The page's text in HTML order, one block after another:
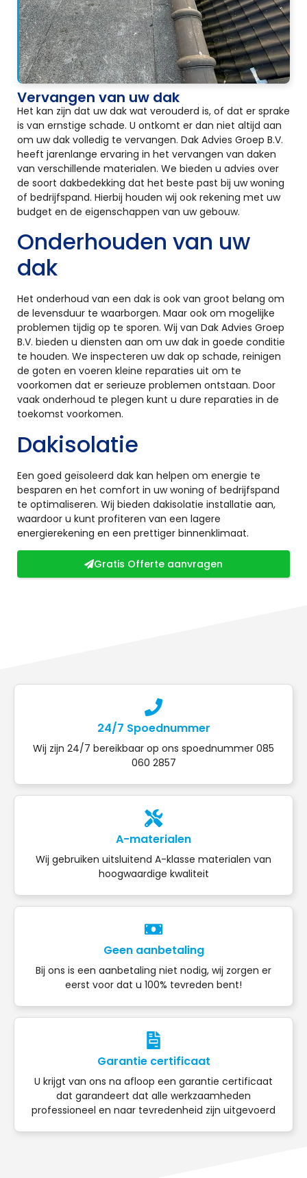
Vervangen van uw dak
Het kan zijn dat uw dak wat verouderd is, of dat er sprake
is van ernstige schade. U ontkomt er dan niet altijd aan
om uw dak volledig te vervangen. Dak Advies Groep B.V.
heeft jarenlange ervaring in het vervangen van daken
van verschillende materialen. We bieden u advies over
de soort dakbedekking dat het beste past bij uw woning
of bedrijfspand. Hierbij houden wij ook rekening met uw
budget en de eigenschappen van uw gebouw.
Onderhouden van uw
dak
Het onderhoud van een dak is ook van groot belang om
de levensduur te waarborgen. Maar ook om mogelijke
problemen tijdig op te sporen. Wij van Dak Advies Groep
B.V. bieden u diensten aan om uw dak in goede conditie
te houden. We inspecteren uw dak op schade, reinigen
de goten en voeren kleine reparaties uit om te
voorkomen dat er serieuze problemen ontstaan. Door
vaak onderhoud te plegen kunt u dure reparaties in de
toekomst voorkomen.
Dakisolatie
Een goed geïsoleerd dak kan helpen om energie te
besparen en het comfort in uw woning of bedrijfspand
te optimaliseren. Wij bieden dakisolatie installatie aan,
waardoor u kunt profiteren van een lagere
energierekening en een prettiger binnenklimaat.
Gratis Offerte aanvragen
24/7 Spoednummer
Wij zijn 24/7 bereikbaar op ons spoednummer 085
060 2857
A-materialen
Wij gebruiken uitsluitend A-klasse materialen van
hoogwaardige kwaliteit
Geen aanbetaling
Bij ons is een aanbetaling niet nodig, wij zorgen er
eerst voor dat u 100% tevreden bent!
Garantie certificaat
U krijgt van ons na afloop een garantie certificaat
dat garandeert dat alle werkzaamheden
professioneel en naar tevredenheid zijn uitgevoerd